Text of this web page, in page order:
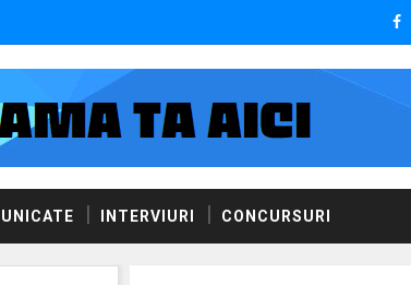
INTERVIURI CONCURSURI